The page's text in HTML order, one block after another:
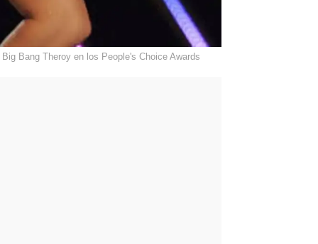
Bang Theroy en los People's Choice Awards